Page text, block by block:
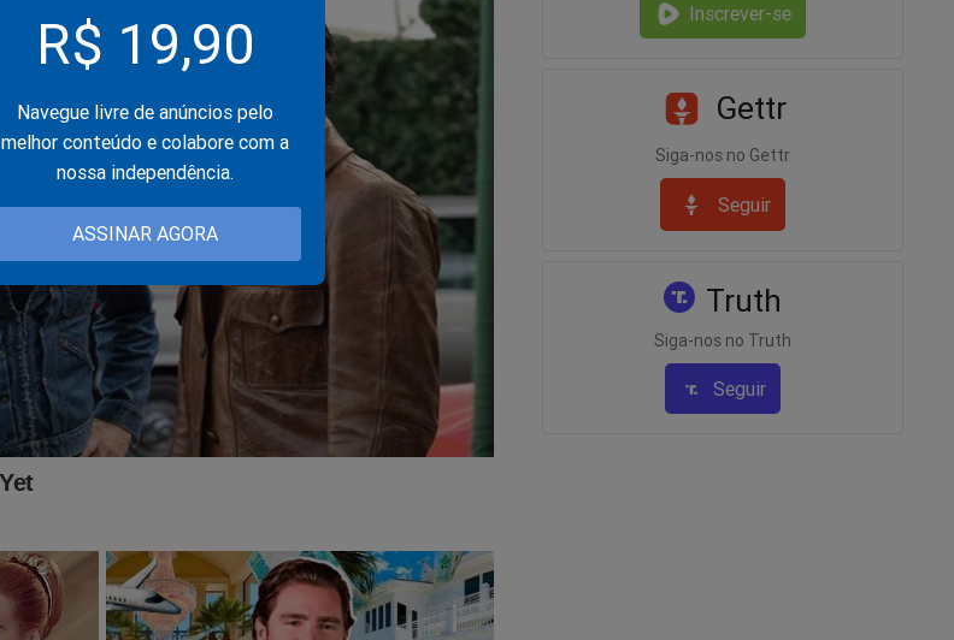
R$ 19,90
Navegue livre de anúncios pelo
melhor conteúdo e colabore com a
nossa independência.
ASSINAR AGORA
Inscrever-se
Gettr
Siga-nos no Gettr
Seguir
Truth
Siga-nos no Truth
Seguir